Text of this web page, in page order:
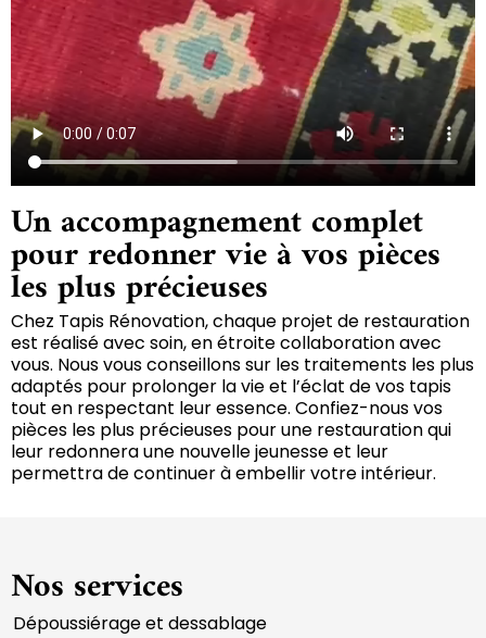
Un accompagnement complet
pour redonner vie à vos pièces
les plus précieuses
Chez Tapis Rénovation, chaque projet de restauration
est réalisé avec soin, en étroite collaboration avec
vous. Nous vous conseillons sur les traitements les plus
adaptés pour prolonger la vie et l’éclat de vos tapis
tout en respectant leur essence. Confiez-nous vos
pièces les plus précieuses pour une restauration qui
leur redonnera une nouvelle jeunesse et leur
permettra de continuer à embellir votre intérieur.
Nos services
Dépoussiérage et dessablage